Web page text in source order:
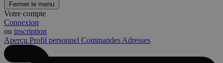
Fermer le menu
Votre compte
Connexion
ou inscription
Aperçu Profil personnel Commandes Adresses